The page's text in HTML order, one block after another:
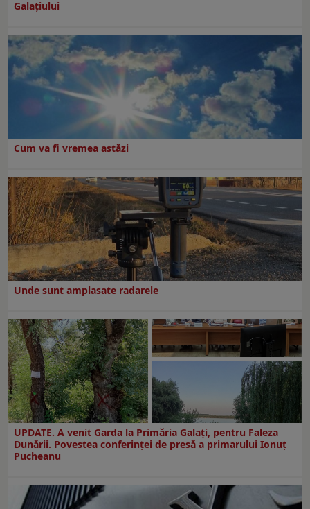
Galaţiului
Cum va fi vremea astăzi
Unde sunt amplasate radarele
UPDATE. A venit Garda la Primăria Galaţi, pentru Faleza
Dunării. Povestea conferinţei de presă a primarului Ionuţ
Pucheanu